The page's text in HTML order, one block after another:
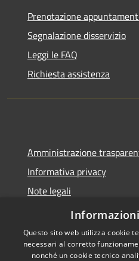
Prenotazione
Segnalazione disservizio
Leggi le FAQ
Richiesta assistenza
Amministrazione
Informativa privacy
Note legali
Dichiarazione di accessibilità
Questo sito web utilizza cookie
necessari al corretto
nonché un cookie tecnico